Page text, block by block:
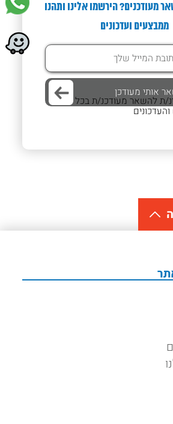
מעודכנים? הירשמו אלינו ותהנו
ממבצעים ועדכונים
ת להשאר מעודכנ/ת בכל